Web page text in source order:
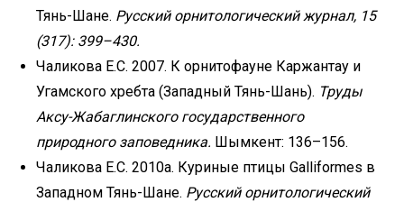
Тянь-Шане. Русский орнитологический журнал, 15
(317): 399–430.
Чаликова Е.С. 2007. К орнитофауне Каржантау и
Угамского хребта (Западный Тянь-Шань). Труды
Аксу-Жабаглинского государственного
природного заповедника. Шымкент: 136–156.
Чаликова Е.С. 2010а. Куриные птицы Galliformes в
Западном Тянь-Шане. Русский орнитологический